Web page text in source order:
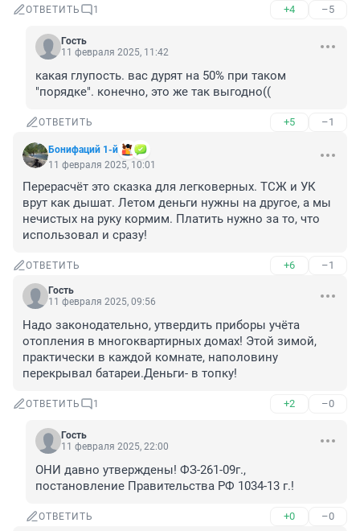
ОТВЕТИТЬ 1 +4 –5
Гость
11 февраля 2025, 11:42
какая глупость. вас дурят на 50% при таком
"порядке". конечно, это же так выгодно((
ОТВЕТИТЬ +5 –1
Бонифаций 1-й
11 февраля 2025, 10:01
Перерасчёт это сказка для легковерных. ТСЖ и УК
врут как дышат. Летом деньги нужны на другое, а мы
нечистых на руку кормим. Платить нужно за то, что
использовал и сразу!
ОТВЕТИТЬ +6 –1
Гость
11 февраля 2025, 09:56
Надо законодательно, утвердить приборы учёта
отопления в многоквартирных домах! Этой зимой,
практически в каждой комнате, наполовину
перекрывал батареи.Деньги- в топку!
ОТВЕТИТЬ 1 +2 –0
Гость
11 февраля 2025, 22:00
ОНИ давно утверждены! ФЗ-261-09г.,
постановление Правительства РФ 1034-13 г.!
ОТВЕТИТЬ +0 –0